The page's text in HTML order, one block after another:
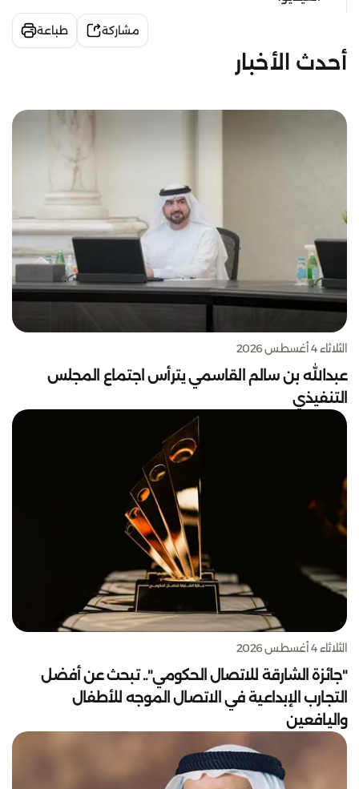
مشاركة طباعة
أحدث الأخبار
الثلاثاء 4 أغسطس 2026
عبدالله بن سالم القاسمي يترأس اجتماع المجلس
التنفيذي
الثلاثاء 4 أغسطس 2026
"جائزة الشارقة للاتصال الحكومي".. تبحث عن أفضل
التجارب الإبداعية في الاتصال الموجه للأطفال
واليافعين